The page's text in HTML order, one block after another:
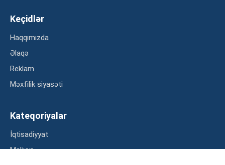
Keçidlər
Haqqımızda
Əlaqə
Reklam
Məxfilik siyasəti
Kateqoriyalar
İqtisadiyyat
Maliyyə